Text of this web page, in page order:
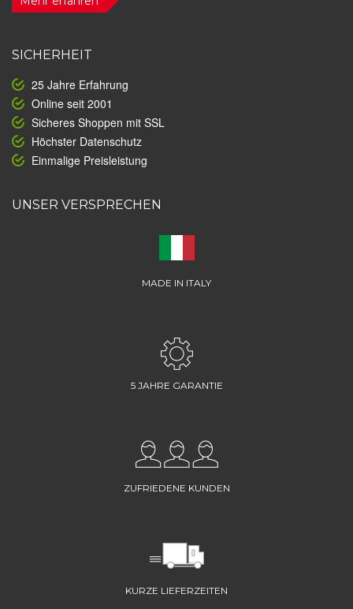
SICHERHEIT
25 Jahre Erfahrung
Online seit 2001
Sicheres Shoppen mit SSL
Höchster Datenschutz
Einmalige Preisleistung
UNSER VERSPRECHEN
MADE IN ITALY
5 JAHRE GARANTIE
ZUFRIEDENE KUNDEN
KURZE LIEFERZEITEN